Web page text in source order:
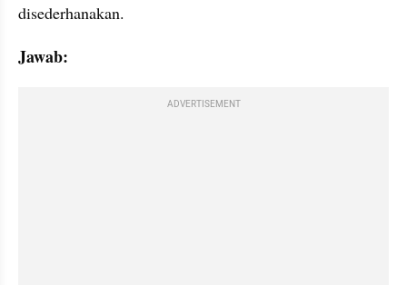
disederhanakan.
Jawab:
ADVERTISEMENT